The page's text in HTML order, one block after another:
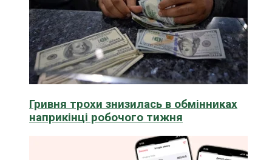
Гривня трохи знизилась в обмінниках
наприкінці робочого тижня